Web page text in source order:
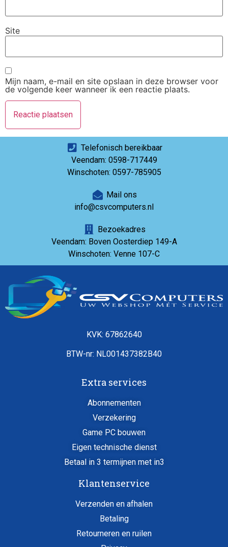
Site
Mijn naam, e-mail en site opslaan in deze browser voor
de volgende keer wanneer ik een reactie plaats.
Telefonisch bereikbaar
Veendam: 0598-717449
Winschoten: 0597-785905
Mail ons
info@csvcomputers.nl
Bezoekadres
Veendam: Boven Oosterdiep 149-A
Winschoten: Venne 107-C
KVK: 67862640
BTW-nr: NL001437382B40
Extra services
Abonnementen
Verzekering
Game PC bouwen
Eigen technische dienst
Betaal in 3 termijnen met in3
Klantenservice
Verzenden en afhalen
Betaling
Retourneren en ruilen